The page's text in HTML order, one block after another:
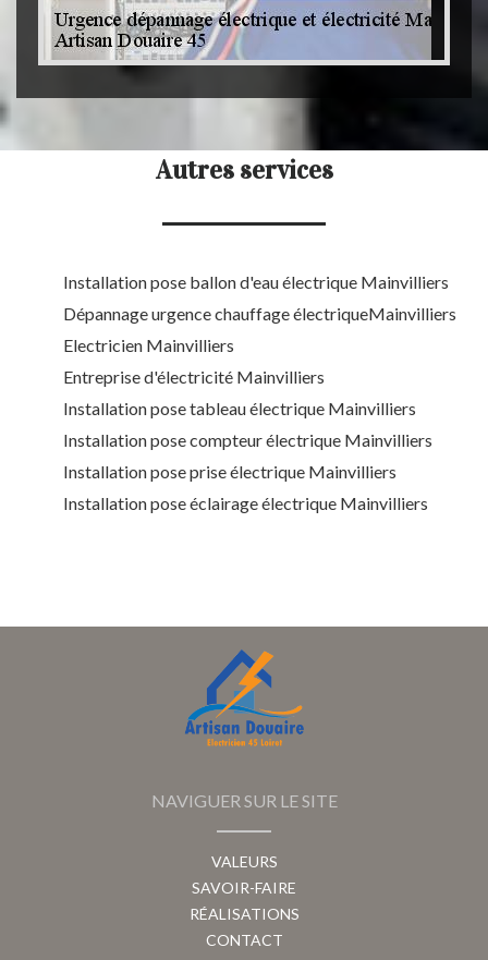
Autres services
Installation pose ballon d'eau électrique Mainvilliers
Dépannage urgence chauffage électriqueMainvilliers
Electricien Mainvilliers
Entreprise d'électricité Mainvilliers
Installation pose tableau électrique Mainvilliers
Installation pose compteur électrique Mainvilliers
Installation pose prise électrique Mainvilliers
Installation pose éclairage électrique Mainvilliers
NAVIGUER SUR LE SITE
VALEURS
SAVOIR-FAIRE
RÉALISATIONS
CONTACT